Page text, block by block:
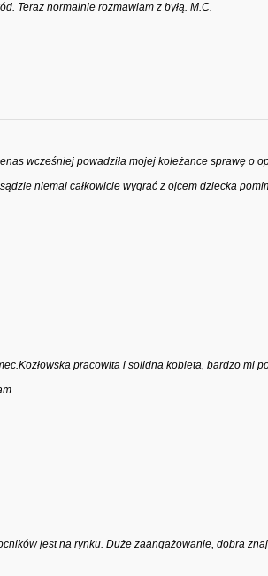
Teraz normalnie rozmawiam z byłą. M.C.
wcześniej powadziła mojej koleżance sprawę o
niemal całkowicie wygrać z ojcem dziecka
pracowita i solidna kobieta, bardzo mi
jest na rynku. Duże zaangażowanie, dobra